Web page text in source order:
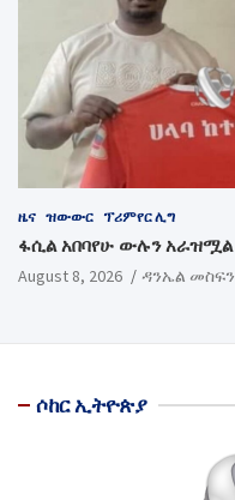
ዜና ዝውውር ፕሪምየር ሊግ
ፋሲል አበባየሁ ውሉን አራዝሟል
August 8, 2026 ዳንኤል መስፍን
ሶከር ኢትዮጵያ